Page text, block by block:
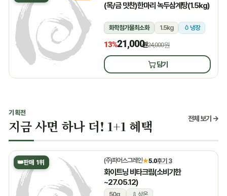
(목/금 맛찬)한마리 녹두삼계탕(1.5kg)
화학첨가물최소화 1.5kg 냉장
13%21,000원24,000원
담기
기획전
지금 사면 하나 더! 1+1 혜택 전체 보기 →
👑판매 1위 (주)파머스그레인★5.0후기 3
화이트닝 비타크림(소비기한
~27.05.12)
50g 상온